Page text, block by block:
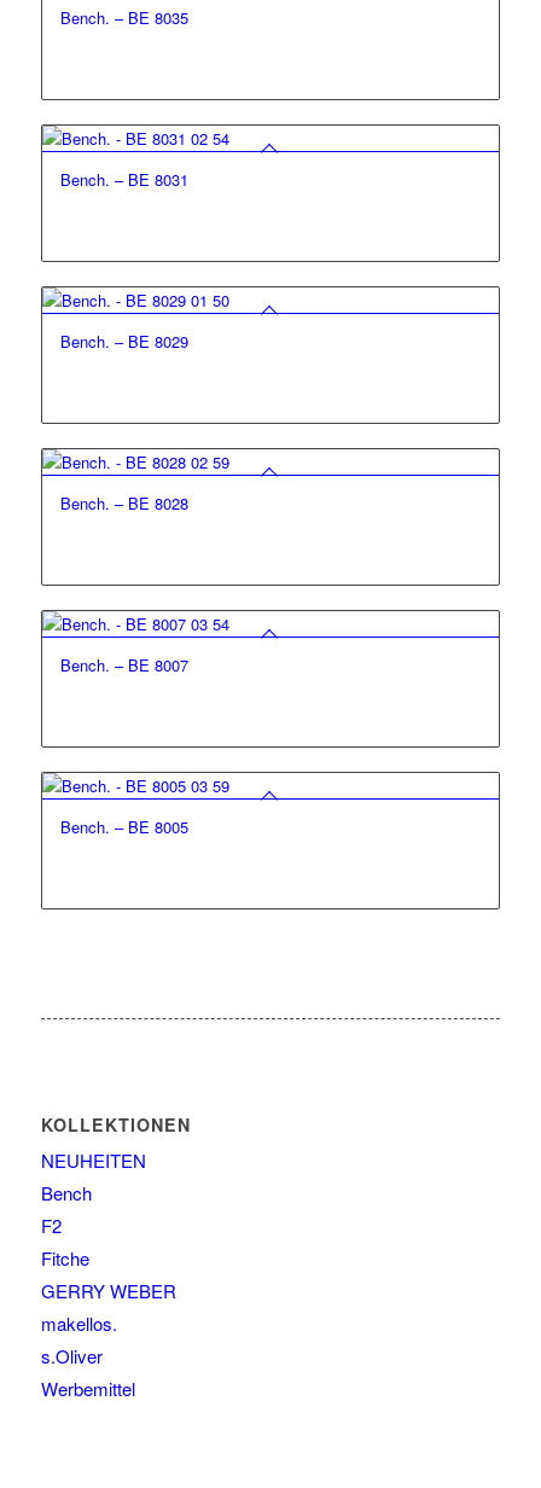
Bench. – BE 8035
Bench. – BE 8031
Bench. – BE 8029
Bench. – BE 8028
Bench. – BE 8007
Bench. – BE 8005
KOLLEKTIONEN
NEUHEITEN
Bench
F2
Fitche
GERRY WEBER
makellos.
s.Oliver
Werbemittel